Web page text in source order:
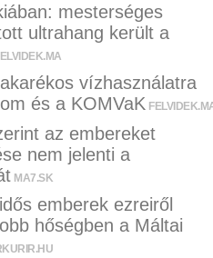
mesterséges
ultrahang került a
vízhasználatra
és a KOMVaK
az embereket
nem jelenti a
MA7.SK
emberek ezreiről
hőségben a Máltai